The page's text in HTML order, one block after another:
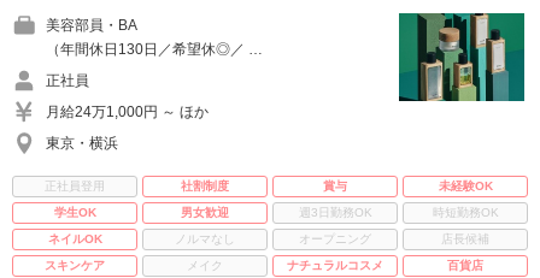
美容部員・BA
（年間休日130日／希望休◎／ …
正社員
月給24万1,000円 ～ ほか
東京・横浜
正社員登用 社割制度 賞与
未経験OK
学生OK
男女歓迎 週3日勤務OK
時短勤務OK
ネイルOK
ノルマなし オープニング
店長候補
スキンケア
メイク ナチュラルコスメ 百貨店